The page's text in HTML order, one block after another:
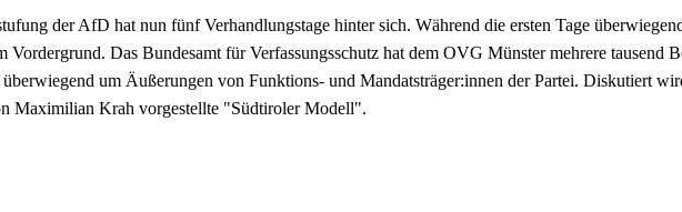
der AfD hat nun fünf Verhandlungstage hinter sich. Während die ersten Tage
Vordergrund. Das Bundesamt für Verfassungsschutz hat dem OVG Münster mehrere tausend
um Äußerungen von Funktions- und Mandatsträger:innen der Partei. Diskutiert
Maximilian Krah vorgestellte "Südtiroler Modell".